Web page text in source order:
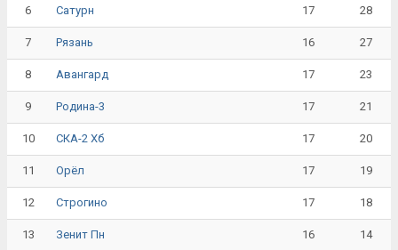
6 Сатурн 17 28
7 Рязань 16 27
8 Авангард 17 23
9 Родина-3 17 21
10 СКА-2 Хб 17 20
11 Орёл 17 19
12 Строгино 17 18
13 Зенит Пн 16 14